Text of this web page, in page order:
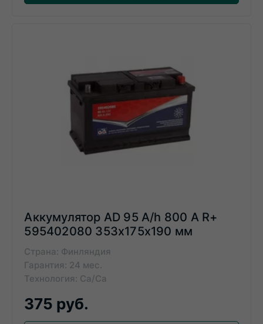
Аккумулятор AD 95 A/h 800 А R+
595402080 353x175x190 мм
Страна: Финляндия
Гарантия: 24 мес.
Технология: Ca/Ca
375 руб.